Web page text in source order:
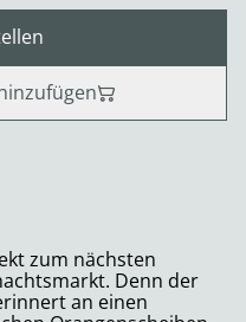
zum nächsten
Denn der
an einen